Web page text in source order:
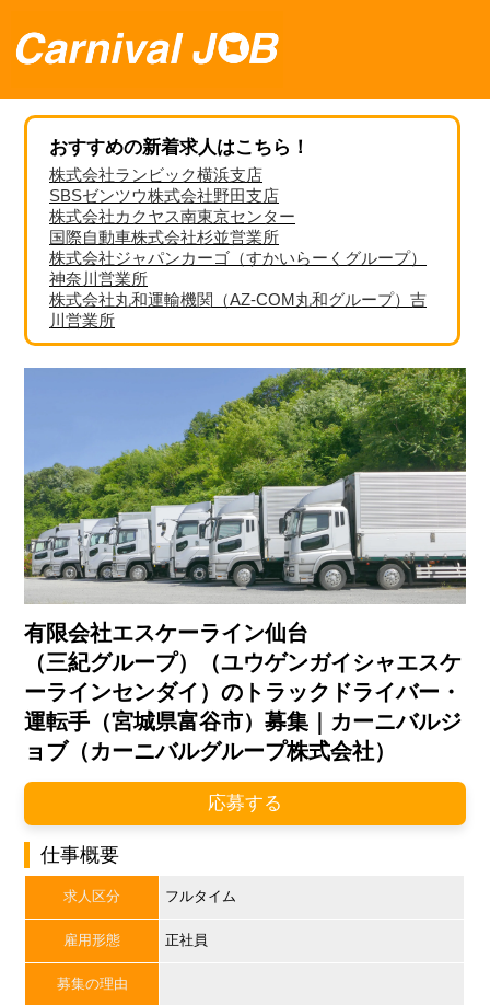
おすすめの新着求人はこちら！
株式会社ランビック横浜支店
SBSゼンツウ株式会社野田支店
株式会社カクヤス南東京センター
国際自動車株式会社杉並営業所
株式会社ジャパンカーゴ（すかいらーくグループ）
神奈川営業所
株式会社丸和運輸機関（AZ-COM丸和グループ）吉
川営業所
有限会社エスケーライン仙台
（三紀グループ）（ユウゲンガイシャエスケ
ーラインセンダイ）のトラックドライバー・
運転手（宮城県富谷市）募集｜カーニバルジ
ョブ（カーニバルグループ株式会社）
応募する
仕事概要
求人区分 フルタイム
雇用形態 正社員
募集の理由